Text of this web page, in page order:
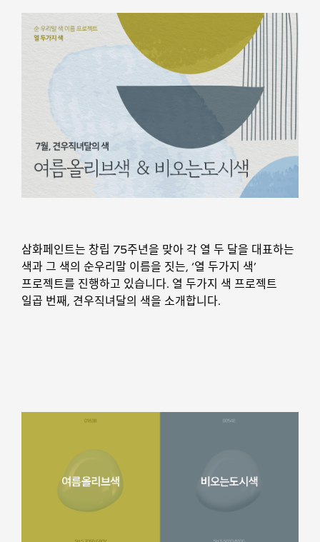
삼화페인트는 창립 75주년을 맞아 각 열 두 달을 대표하는
색과 그 색의 순우리말 이름을 짓는, ‘열 두가지 색’
프로젝트를 진행하고 있습니다. 열 두가지 색 프로젝트
일곱 번째, 견우직녀달의 색을 소개합니다.